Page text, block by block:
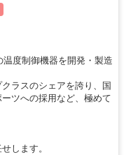
度制御機器を開発・製造
ラスのシェアを誇り、国
ツへの採用など、極めて
します。